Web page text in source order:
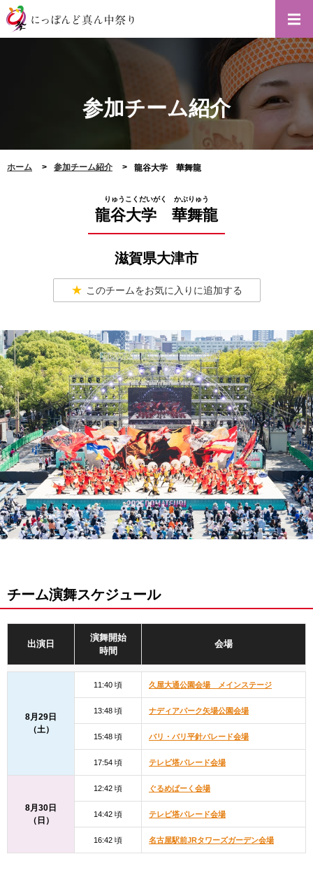
参加チーム紹介
ホーム 参加チーム紹介 龍谷大学 華舞龍
龍谷大学 華舞龍
りゅうこくだいがく かぶりゅう
滋賀県大津市
このチームをお気に入りに追加する
チーム演舞スケジュール
出演日
演舞開始
時間
会場
8月29日
（土）
11:40 頃 久屋大通公園会場 メインステージ
13:48 頃 ナディアパーク矢場公園会場
15:48 頃 バリ・バリ平針パレード会場
17:54 頃 テレビ塔パレード会場
8月30日
（日）
12:42 頃 ぐるめぱーく会場
14:42 頃 テレビ塔パレード会場
16:42 頃 名古屋駅前JRタワーズガーデン会場